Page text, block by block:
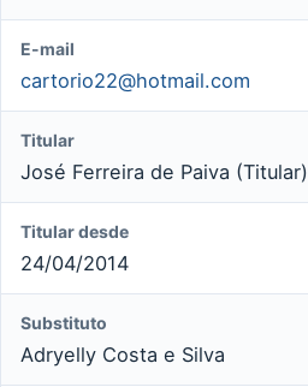
E-mail
cartorio22@hotmail.com
Titular
José Ferreira de Paiva (Titular)
Titular desde
24/04/2014
Substituto
Adryelly Costa e Silva